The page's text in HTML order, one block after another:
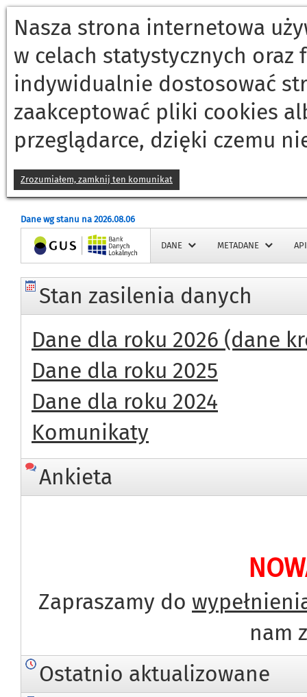
Nasza strona internetowa
w celach statystycznych
indywidualnie dostosować
zaakceptować pliki cookies
przeglądarce, dzięki czemu
Zrozumiałem, zamknij ten komunikat
Dane wg stanu na 2026.08.06
Strona główna DANE METADANE API
Stan zasilenia danych
Dane dla roku 2026 (dane
Dane dla roku 2025
Dane dla roku 2024
Komunikaty
Ankieta
Zapraszamy do
nam
Ostatnio aktualizowane